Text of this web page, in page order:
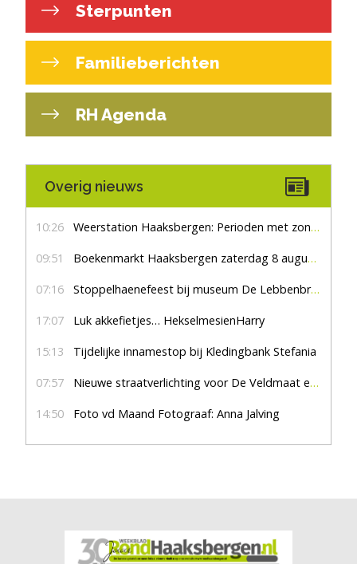
Sterpunten
Familieberichten
RH Agenda
Overig nieuws
10:26 Weerstation Haaksbergen: Perioden met zon en droog
09:51 Boekenmarkt Haaksbergen zaterdag 8 augustus, marktplein Haaksbergen
07:16 Stoppelhaenefeest bij museum De Lebbenbrugge
17:07 Luk akkefietjes… HekselmesienHarry
15:13 Tijdelijke innamestop bij Kledingbank Stefania
07:57 Nieuwe straatverlichting voor De Veldmaat en De Pas
14:50 Foto vd Maand Fotograaf: Anna Jalving